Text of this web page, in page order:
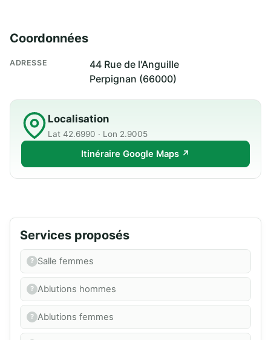
Coordonnées
ADRESSE
44 Rue de l'Anguille
Perpignan (66000)
Localisation
Lat 42.6990 · Lon 2.9005
Itinéraire Google Maps ↗
Services proposés
Salle femmes
Ablutions hommes
Ablutions femmes